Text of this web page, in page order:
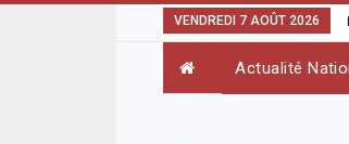
VENDREDI 7 AOÛT 2026
Actualité